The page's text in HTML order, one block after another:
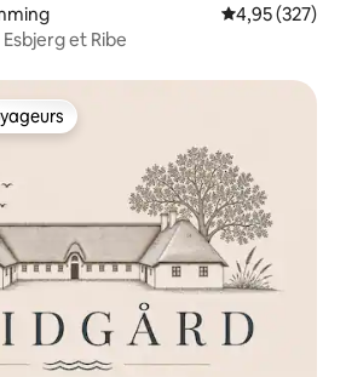
Évaluation
4,95 (327)
et Ribe
les plus appréciés